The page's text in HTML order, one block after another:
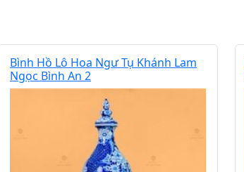
Bình Hồ Lô Hoa Ngư Tụ Khánh Lam
Ngọc Bình An 2